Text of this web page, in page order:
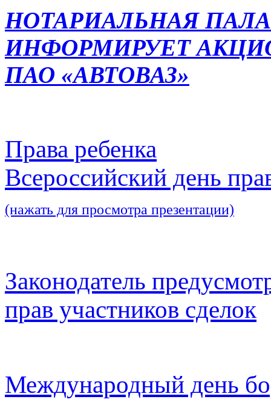
НОТАРИАЛЬНАЯ
ИНФОРМИРУЕТ
ПАО «АВТОВАЗ»
Права ребенка
Всероссийский день
(нажать для просмотра презентации)
Законодатель
прав участников сделок
Международный день